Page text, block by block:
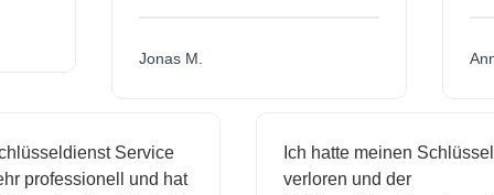
Jonas M.
Service
professionell und hat
Ich hatte meinen Schlüssel
verloren und der